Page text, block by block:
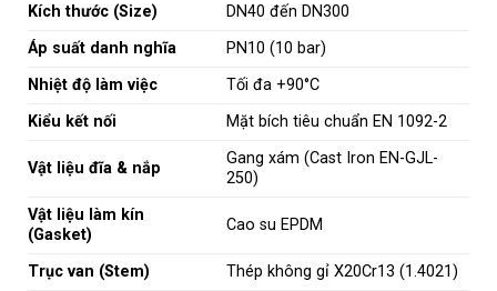
Kích thước (Size)
DN40 đến DN300
Áp suất danh nghĩa
PN10 (10 bar)
Nhiệt độ làm việc
Tối đa +90°C
Kiểu kết nối
Mặt bích tiêu chuẩn EN 1092-2
Vật liệu đĩa & nắp
Gang xám (Cast Iron EN-GJL-
250)
Vật liệu làm kín
(Gasket)
Cao su EPDM
Trục van (Stem) Thép không gỉ X20Cr13 (1.4021)